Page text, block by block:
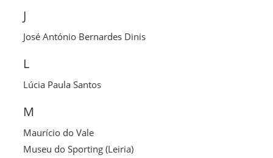
J
José António Bernardes Dinis
L
Lúcia Paula Santos
M
Maurício do Vale
Museu do Sporting (Leiria)